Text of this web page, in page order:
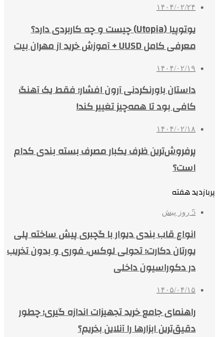
۱۴۰۴/۰۲/۲۴
یوتوپیا (Utopia) چیست و چه کاربردی دارد؟
معرفی کامل UUSD + آموزش خرید از مهران بیت
۱۴۰۴/۰۲/۱۹
داستان باورنکردنی آرون افشار؛ فقط یک آهنگ
کافی بود تا همه‌چیز تغییر کند!
۱۴۰۴/۰۲/۱۸
پرفروش‌ترین ظرف یکبار مصرف بسته بندی کدام
است؟
پربازدید هفته
5 روز پیش
انواع قاب بندی دیوار با گچبری پیش ساخته پلی
یورتان دکارت؛ تحولی لوکس، فوری و بدون تخریب
در دکوراسیون داخلی
۱۴۰۵/۰۴/۱۵
راهنمای جامع خرید تجهیزات اندازه گیری؛ چطور
دقیق‌ترین ابزارها را آنلاین بخریم؟